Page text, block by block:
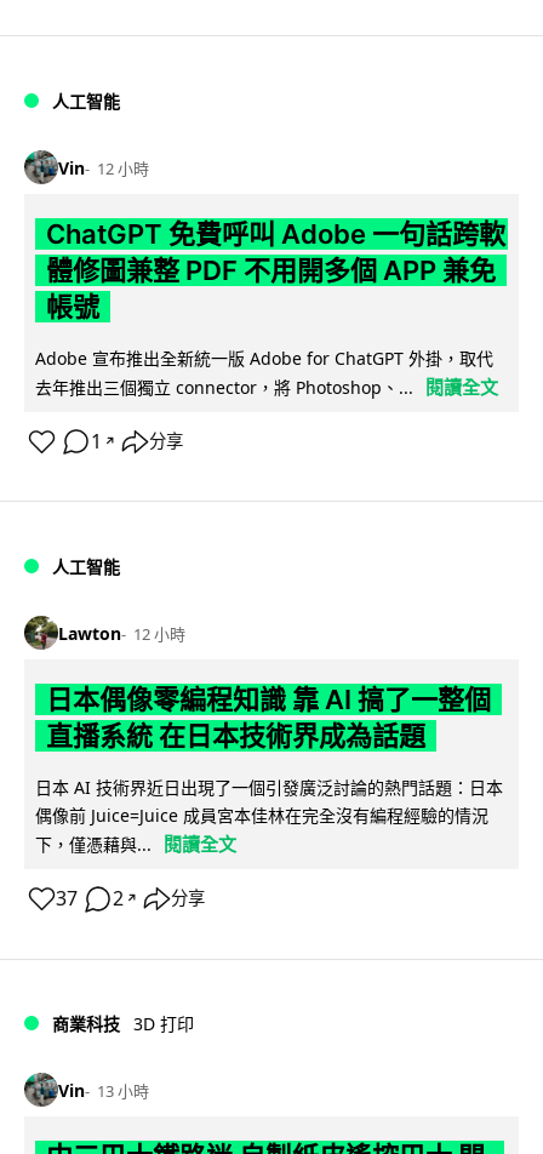
人工智能
Vin 12 小時
ChatGPT 免費呼叫 Adobe 一句話跨軟
體修圖兼整 PDF 不用開多個 APP 兼免
帳號
Adobe 宣布推出全新統一版 Adobe for ChatGPT 外掛，取代
去年推出三個獨立 connector，將 Photoshop、...
閱讀全文
1 ↗ 分享
人工智能
Lawton 12 小時
日本偶像零編程知識 靠 AI 搞了一整個
直播系統 在日本技術界成為話題
日本 AI 技術界近日出現了一個引發廣泛討論的熱門話題：日本
偶像前 Juice=Juice 成員宮本佳林在完全沒有編程經驗的情況
下，僅憑藉與...
閱讀全文
37 2 ↗ 分享
商業科技 3D 打印
Vin 13 小時